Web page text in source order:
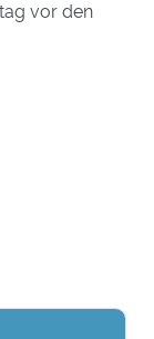
vor den